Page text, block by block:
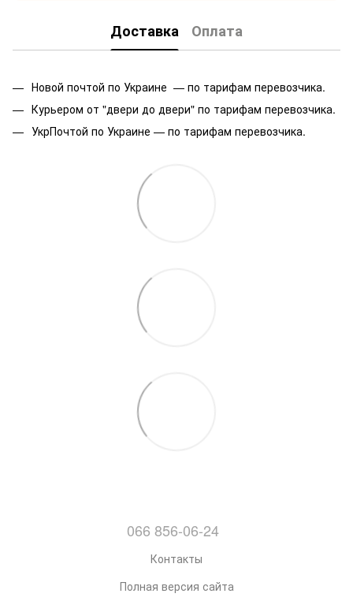
Доставка Оплата
Новой почтой по Украине — по тарифам перевозчика.
Курьером от "двери до двери" по тарифам перевозчика.
УкрПочтой по Украине — по тарифам перевозчика.
066 856-06-24
Контакты
Полная версия сайта